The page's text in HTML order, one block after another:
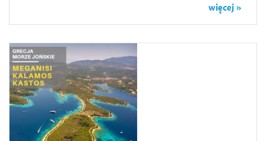
więcej »